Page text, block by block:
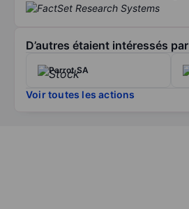
D’autres étaient intéressés par
Parrot SA
Voir toutes les actions